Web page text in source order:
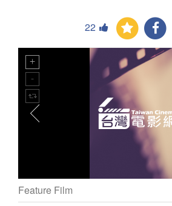
22
A Borrowed Life still
Feature Film